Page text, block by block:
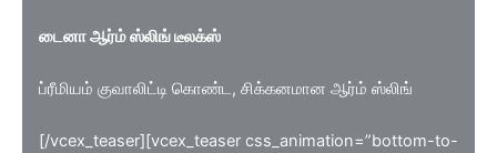
டைனா ஆர்ம் ஸ்லிங் டீலக்ஸ்
ப்ரீமியம் குவாலிட்டி கொண்ட, சிக்கனமான ஆர்ம் ஸ்லிங்
[/vcex_teaser][vcex_teaser css_animation=”bottom-to-